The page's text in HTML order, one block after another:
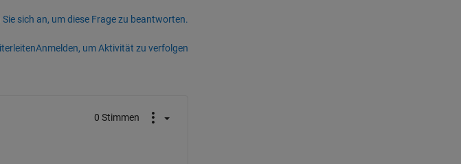
Sie sich an, um diese Frage zu beantworten.
Anmelden, um Aktivität zu verfolgen
0 Stimmen